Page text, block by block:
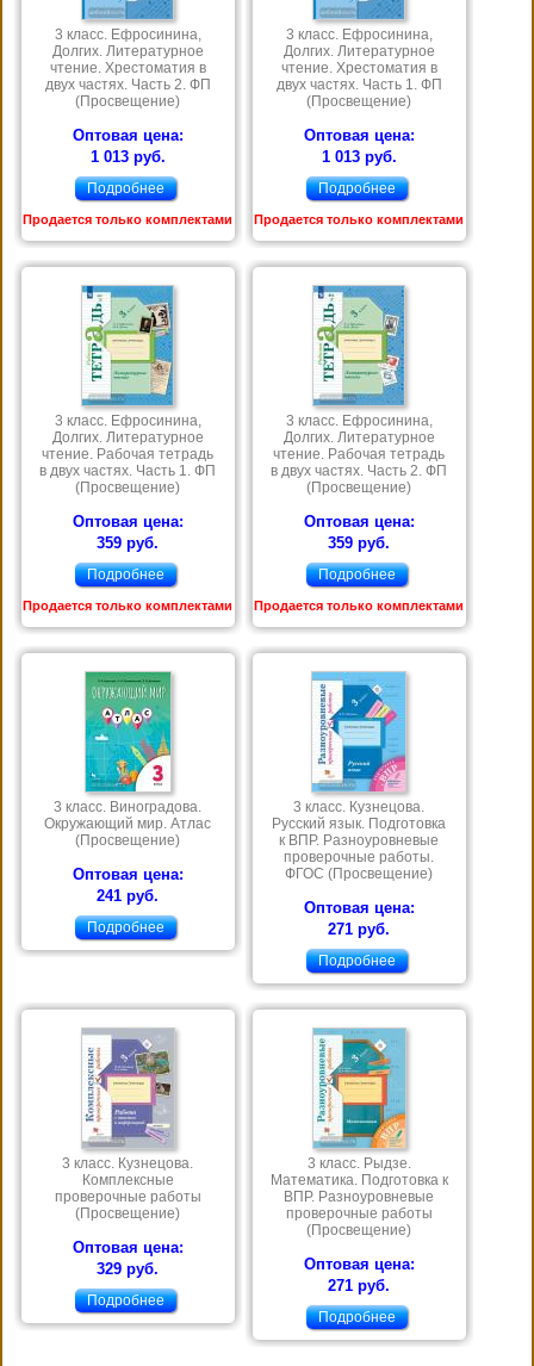
3 класс. Ефросинина,
Долгих. Литературное
чтение. Хрестоматия в
двух частях. Часть 2. ФП
(Просвещение)
Оптовая цена:
1 013 руб.
Подробнее
Продается только комплектами
3 класс. Ефросинина,
Долгих. Литературное
чтение. Хрестоматия в
двух частях. Часть 1. ФП
(Просвещение)
Оптовая цена:
1 013 руб.
Подробнее
Продается только комплектами
3 класс. Ефросинина,
Долгих. Литературное
чтение. Рабочая тетрадь
в двух частях. Часть 1. ФП
(Просвещение)
Оптовая цена:
359 руб.
Подробнее
Продается только комплектами
3 класс. Ефросинина,
Долгих. Литературное
чтение. Рабочая тетрадь
в двух частях. Часть 2. ФП
(Просвещение)
Оптовая цена:
359 руб.
Подробнее
Продается только комплектами
3 класс. Виноградова.
Окружающий мир. Атлас
(Просвещение)
Оптовая цена:
241 руб.
Подробнее
3 класс. Кузнецова.
Русский язык. Подготовка
к ВПР. Разноуровневые
проверочные работы.
ФГОС (Просвещение)
Оптовая цена:
271 руб.
Подробнее
3 класс. Кузнецова.
Комплексные
проверочные работы
(Просвещение)
Оптовая цена:
329 руб.
Подробнее
3 класс. Рыдзе.
Математика. Подготовка к
ВПР. Разноуровневые
проверочные работы
(Просвещение)
Оптовая цена:
271 руб.
Подробнее